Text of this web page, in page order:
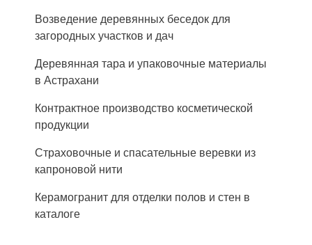
Возведение деревянных беседок для
загородных участков и дач
Деревянная тара и упаковочные материалы
в Астрахани
Контрактное производство косметической
продукции
Страховочные и спасательные веревки из
капроновой нити
Керамогранит для отделки полов и стен в
каталоге